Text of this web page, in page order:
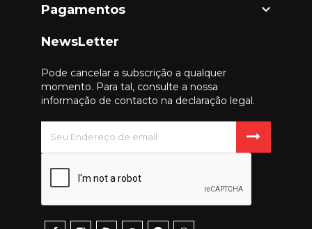
Pagamentos 
NewsLetter
Pode cancelar a subscrição a qualquer
momento. Para tal, consulte a nossa
informação de contacto na declaração legal.